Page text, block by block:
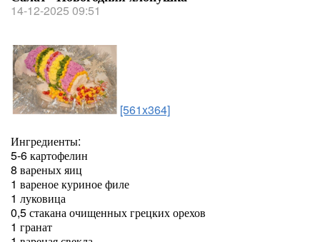
14-12-2025 09:51
[561x364]
Ингредиенты:
5-6 картофелин
8 вареных яиц
1 вареное куриное филе
1 луковица
0,5 стакана очищенных грецких орехов
1 гранат